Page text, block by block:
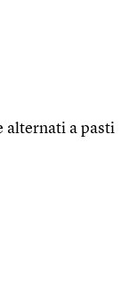
alternati a pasti